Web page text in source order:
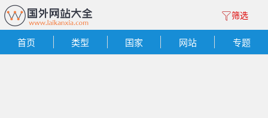
筛选
首页 类型 国家 网站 专题